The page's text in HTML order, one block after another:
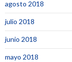
agosto 2018
julio 2018
junio 2018
mayo 2018